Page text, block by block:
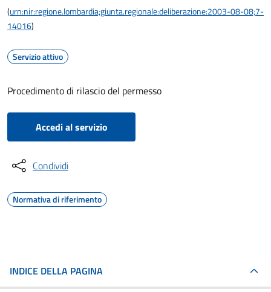
(urn:nir:regione.lombardia;giunta.regionale:deliberazione:2003-08-08;7-
14016)
Servizio attivo
Procedimento di rilascio del permesso
Accedi al servizio
Condividi
Normativa di riferimento
INDICE DELLA PAGINA